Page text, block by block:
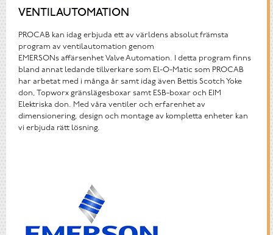
VENTILAUTOMATION
PROCAB kan idag erbjuda ett av världens absolut främsta
program av ventilautomation genom
EMERSONs affärsenhet Valve Automation. I detta program finns
bland annat ledande tillverkare som El-O-Matic som PROCAB
har arbetat med i många år samt idag även Bettis Scotch Yoke
don, Topworx gränslägesboxar samt ESB-boxar och EIM
Elektriska don. Med våra ventiler och erfarenhet av
dimensionering, design och montage av kompletta enheter kan
vi erbjuda rätt lösning.